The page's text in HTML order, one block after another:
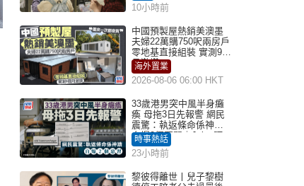
10小時前
中國預製屋熱銷美澳墨
夫婦22萬購750呎兩房戶
零地基直接組裝 實測9個
月激讚
海外置業
2026-08-06 06:00 HKT
33歲港男突中風半身癱
瘓 母拖3日先報警 網民
震驚：執返條命係神蹟
自爆2個惡習｜Juicy叮
時事熱話
23小時前
黎彼得離世丨兒子黎樹